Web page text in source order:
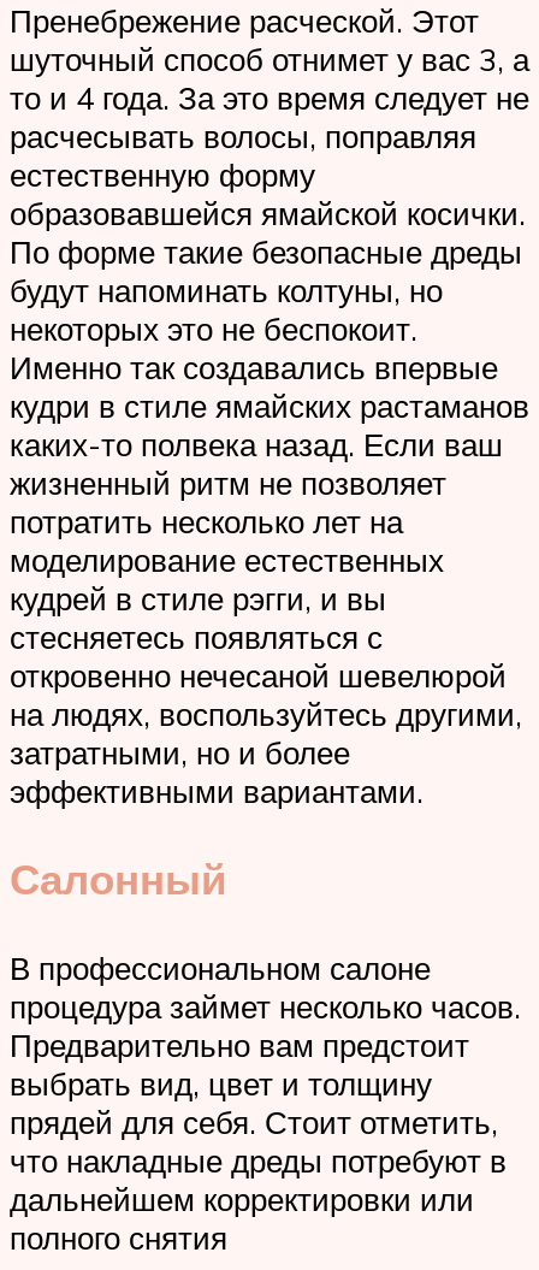
Пренебрежение расческой. Этот
шуточный способ отнимет у вас 3, а
то и 4 года. За это время следует не
расчесывать волосы, поправляя
естественную форму
образовавшейся ямайской косички.
По форме такие безопасные дреды
будут напоминать колтуны, но
некоторых это не беспокоит.
Именно так создавались впервые
кудри в стиле ямайских растаманов
каких-то полвека назад. Если ваш
жизненный ритм не позволяет
потратить несколько лет на
моделирование естественных
кудрей в стиле рэгги, и вы
стесняетесь появляться с
откровенно нечесаной шевелюрой
на людях, воспользуйтесь другими,
затратными, но и более
эффективными вариантами.
Салонный
В профессиональном салоне
процедура займет несколько часов.
Предварительно вам предстоит
выбрать вид, цвет и толщину
прядей для себя. Стоит отметить,
что накладные дреды потребуют в
дальнейшем корректировки или
полного снятия